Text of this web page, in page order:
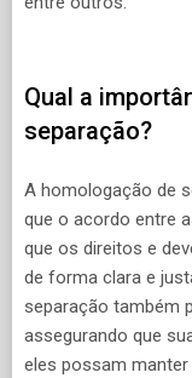
Qual a
separação?
A homologação de
que o acordo entre
que os direitos e
de forma clara e
separação também
assegurando que
eles possam